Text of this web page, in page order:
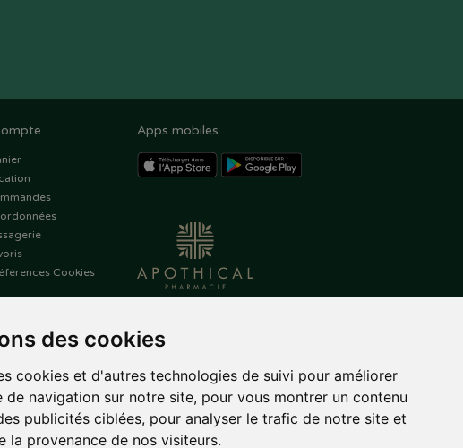
des cookies
cookies et d'autres technologies de suivi pour améliorer
de navigation sur notre site, pour vous montrer un contenu
publicités ciblées, pour analyser le trafic de notre site et
la provenance de nos visiteurs.
Cookies
Apps mobiles
nous sur